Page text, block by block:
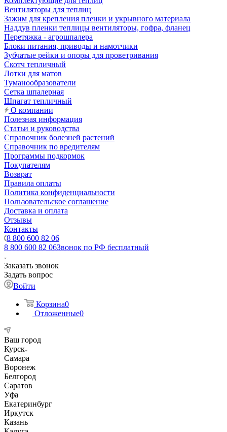
Вентиляторы для теплиц
Зажим для крепления пленки и укрывного материала
Наддув пленки теплицы вентиляторы, гофра, фланец
Перетяжка - агрошпалера
Блоки питания, приводы и намотчики
Зубчатые рейки и опоры для проветривания
Скотч тепличный
Лотки для матов
Туманообразователи
Сетка шпалерная
Шпагат тепличный
О компании
Полезная информация
Статьи и руководства
Справочник болезней растений
Справочник по вредителям
Программы подкормок
Покупателям
Возврат
Правила оплаты
Политика конфиденциальности
Пользовательское соглашение
Доставка и оплата
Отзывы
Контакты
8 800 600 82 06
8 800 600 82 06Звонок по РФ бесплатный
Заказать звонок
Задать вопрос
Войти
Корзина0
Отложенные0
Ваш город
Курск
Самара
Воронеж
Белгород
Саратов
Уфа
Екатеринбург
Иркутск
Казань